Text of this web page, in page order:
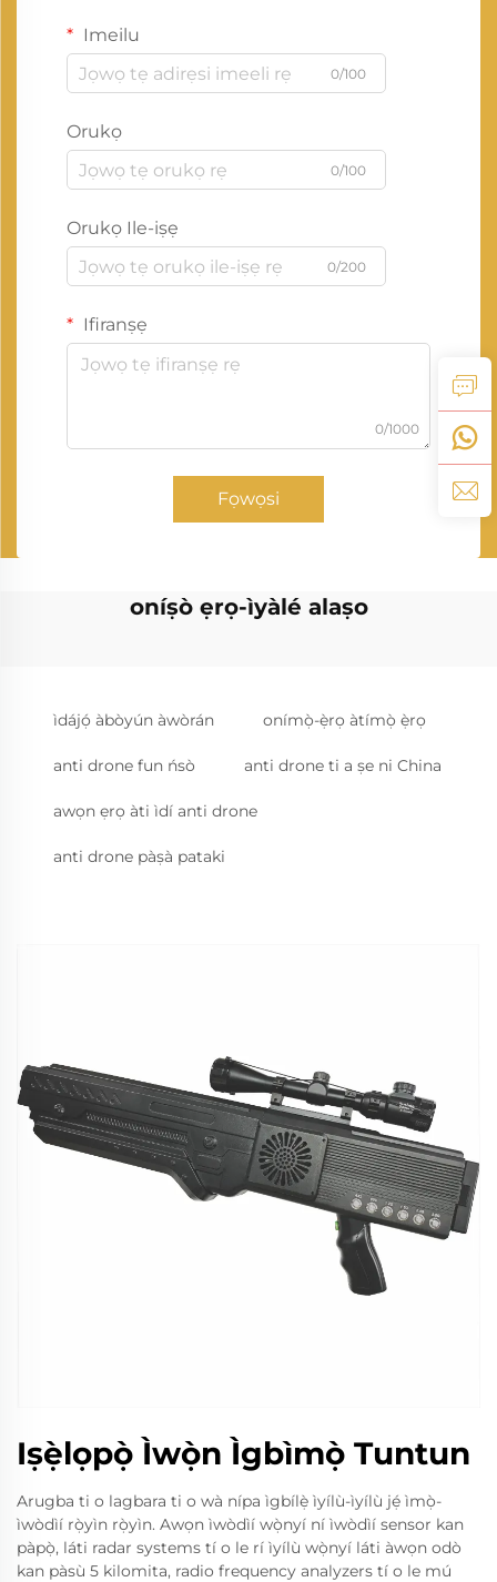
Imeilu
0/100
Orukọ
0/100
Orukọ Ile-iṣẹ
0/200
Ifiranṣẹ
0/1000
Fọwọsi
oníṣò ẹrọ-ìyàlé alaṣo
ìdájọ́ àbòyún àwòrán onímọ̀-ẹ̀rọ àtímọ̀ ẹ̀rọ
anti drone fun ńsò anti drone ti a ṣe ni China
awọn ẹrọ àti ìdí anti drone
anti drone pàṣà pataki
Iṣẹ̀lọpọ̀ Ìwọ̀n Ìgbìmọ̀ Tuntun
Arugba ti o lagbara ti o wà nípa ìgbílẹ̀ ìyílù-ìyílù jẹ́ ìmọ̀-
ìwòdìí rọ̀yìn rọ̀yìn. Awọn ìwòdìí wọ̀nyí ní ìwòdìí sensor kan
pàpọ̀, láti radar systems tí o le rí ìyílù wọ̀nyí láti àwọn odò
kan pàsù 5 kilomita, radio frequency analyzers tí o le mú